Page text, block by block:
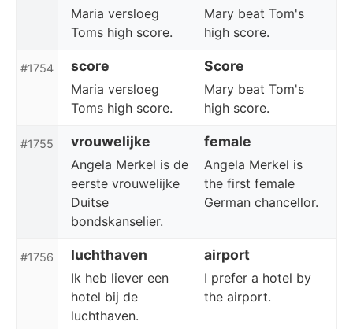
Maria versloeg
Toms high score.
Mary beat Tom's
high score.
#1754 score Score
Maria versloeg
Toms high score.
Mary beat Tom's
high score.
#1755 vrouwelijke female
Angela Merkel is de
eerste vrouwelijke
Duitse
bondskanselier.
Angela Merkel is
the first female
German chancellor.
#1756 luchthaven airport
Ik heb liever een
hotel bij de
luchthaven.
I prefer a hotel by
the airport.